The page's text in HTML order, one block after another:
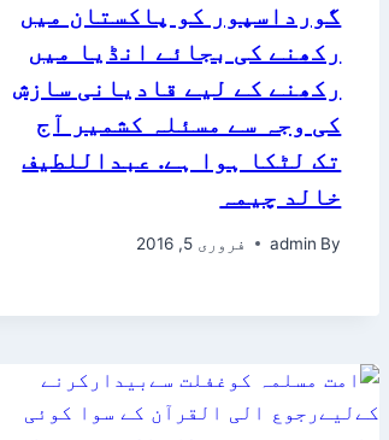
گورداسپور کو پاکستان میں
رکھنے کی بجائے انڈیا میں
رکھنے کے لیے قادیانی سازش
کی وجہ سے مسئلہ کشمیر آج
تک لٹکا ہوا ہے. عبداللطیف
خالد چیمہ
By
admin فروری 5, 2016